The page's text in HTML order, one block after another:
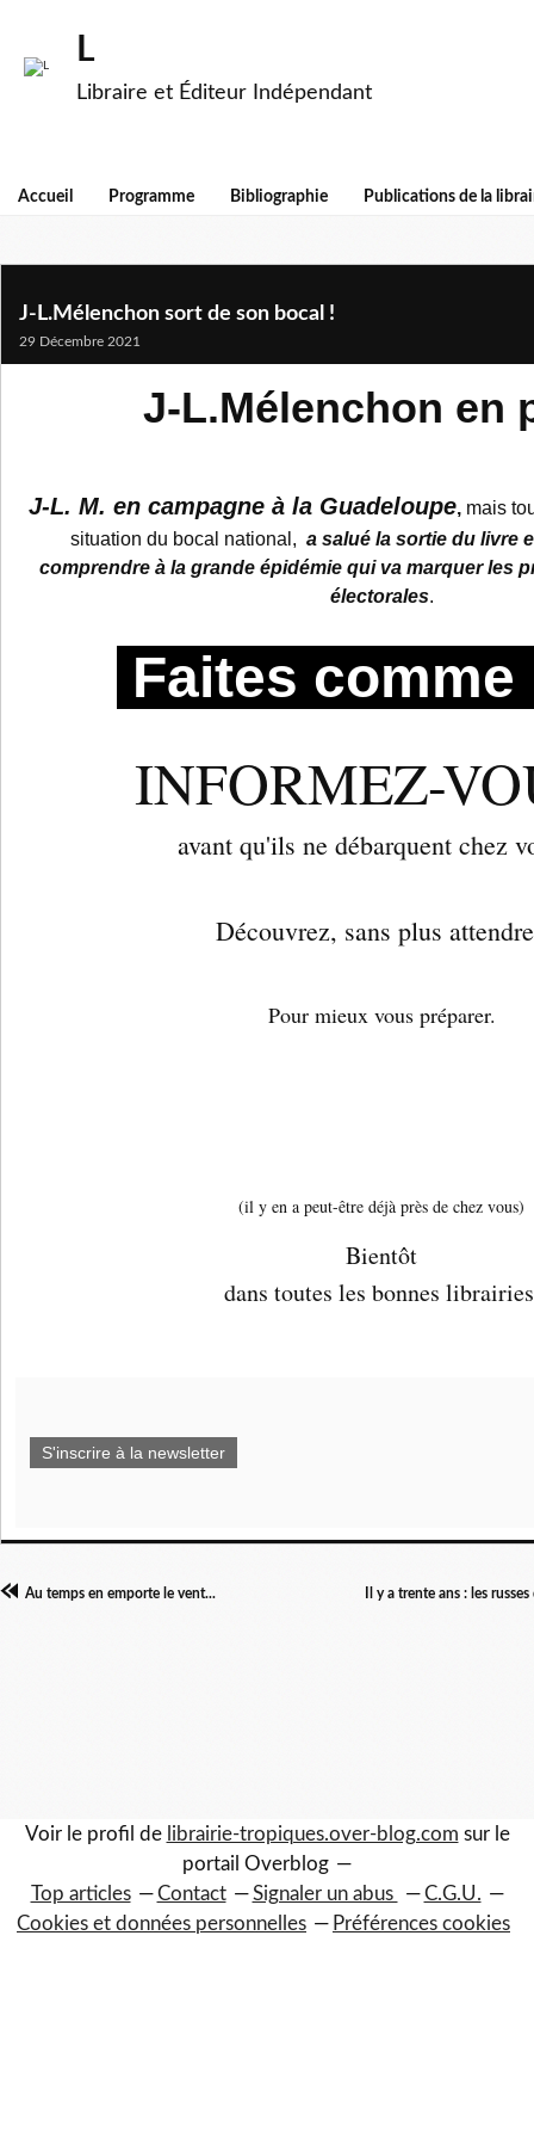
L
Libraire et Éditeur Indépendant
Accueil Programme Bibliographie Publications de la
J-L.Mélenchon sort de son bocal !
29 Décembre 2021
J-L.Mélenchon en
J-L. M. en campagne à la Guadeloupe, mais
situation du bocal national, a salué la sortie du livre
comprendre à la grande épidémie qui va marquer les
électorales.
Faites
INFORMEZ-
avant qu'ils ne débarquent chez
Découvrez, sans plus
Pour mieux vous préparer.
(il y en a peut-être déjà près de chez vous)
Bientôt
dans toutes les bonnes
S'inscrire à la newsletter
Au temps en emporte le vent... Il y a trente ans : les
Voir le profil de librairie-tropiques.over-blog.com sur le
portail Overblog
Top articles
Contact Signaler un abus
C.G.U.
Cookies et données personnelles
Préférences cookies